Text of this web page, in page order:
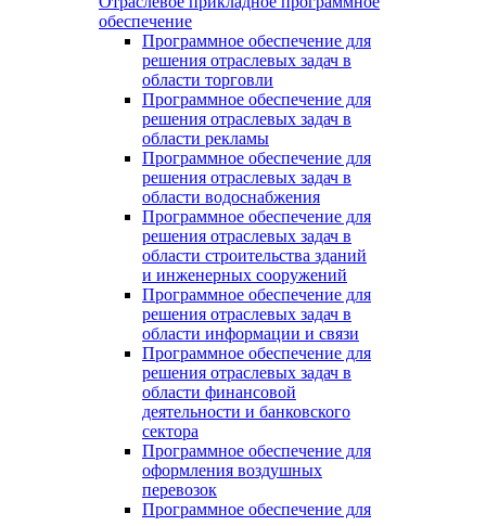
обеспечение
Программное обеспечение для
решения отраслевых задач в
области торговли
Программное обеспечение для
решения отраслевых задач в
области рекламы
Программное обеспечение для
решения отраслевых задач в
области водоснабжения
Программное обеспечение для
решения отраслевых задач в
области строительства зданий
и инженерных сооружений
Программное обеспечение для
решения отраслевых задач в
области информации и связи
Программное обеспечение для
решения отраслевых задач в
области финансовой
деятельности и банковского
сектора
Программное обеспечение для
оформления воздушных
перевозок
Программное обеспечение для